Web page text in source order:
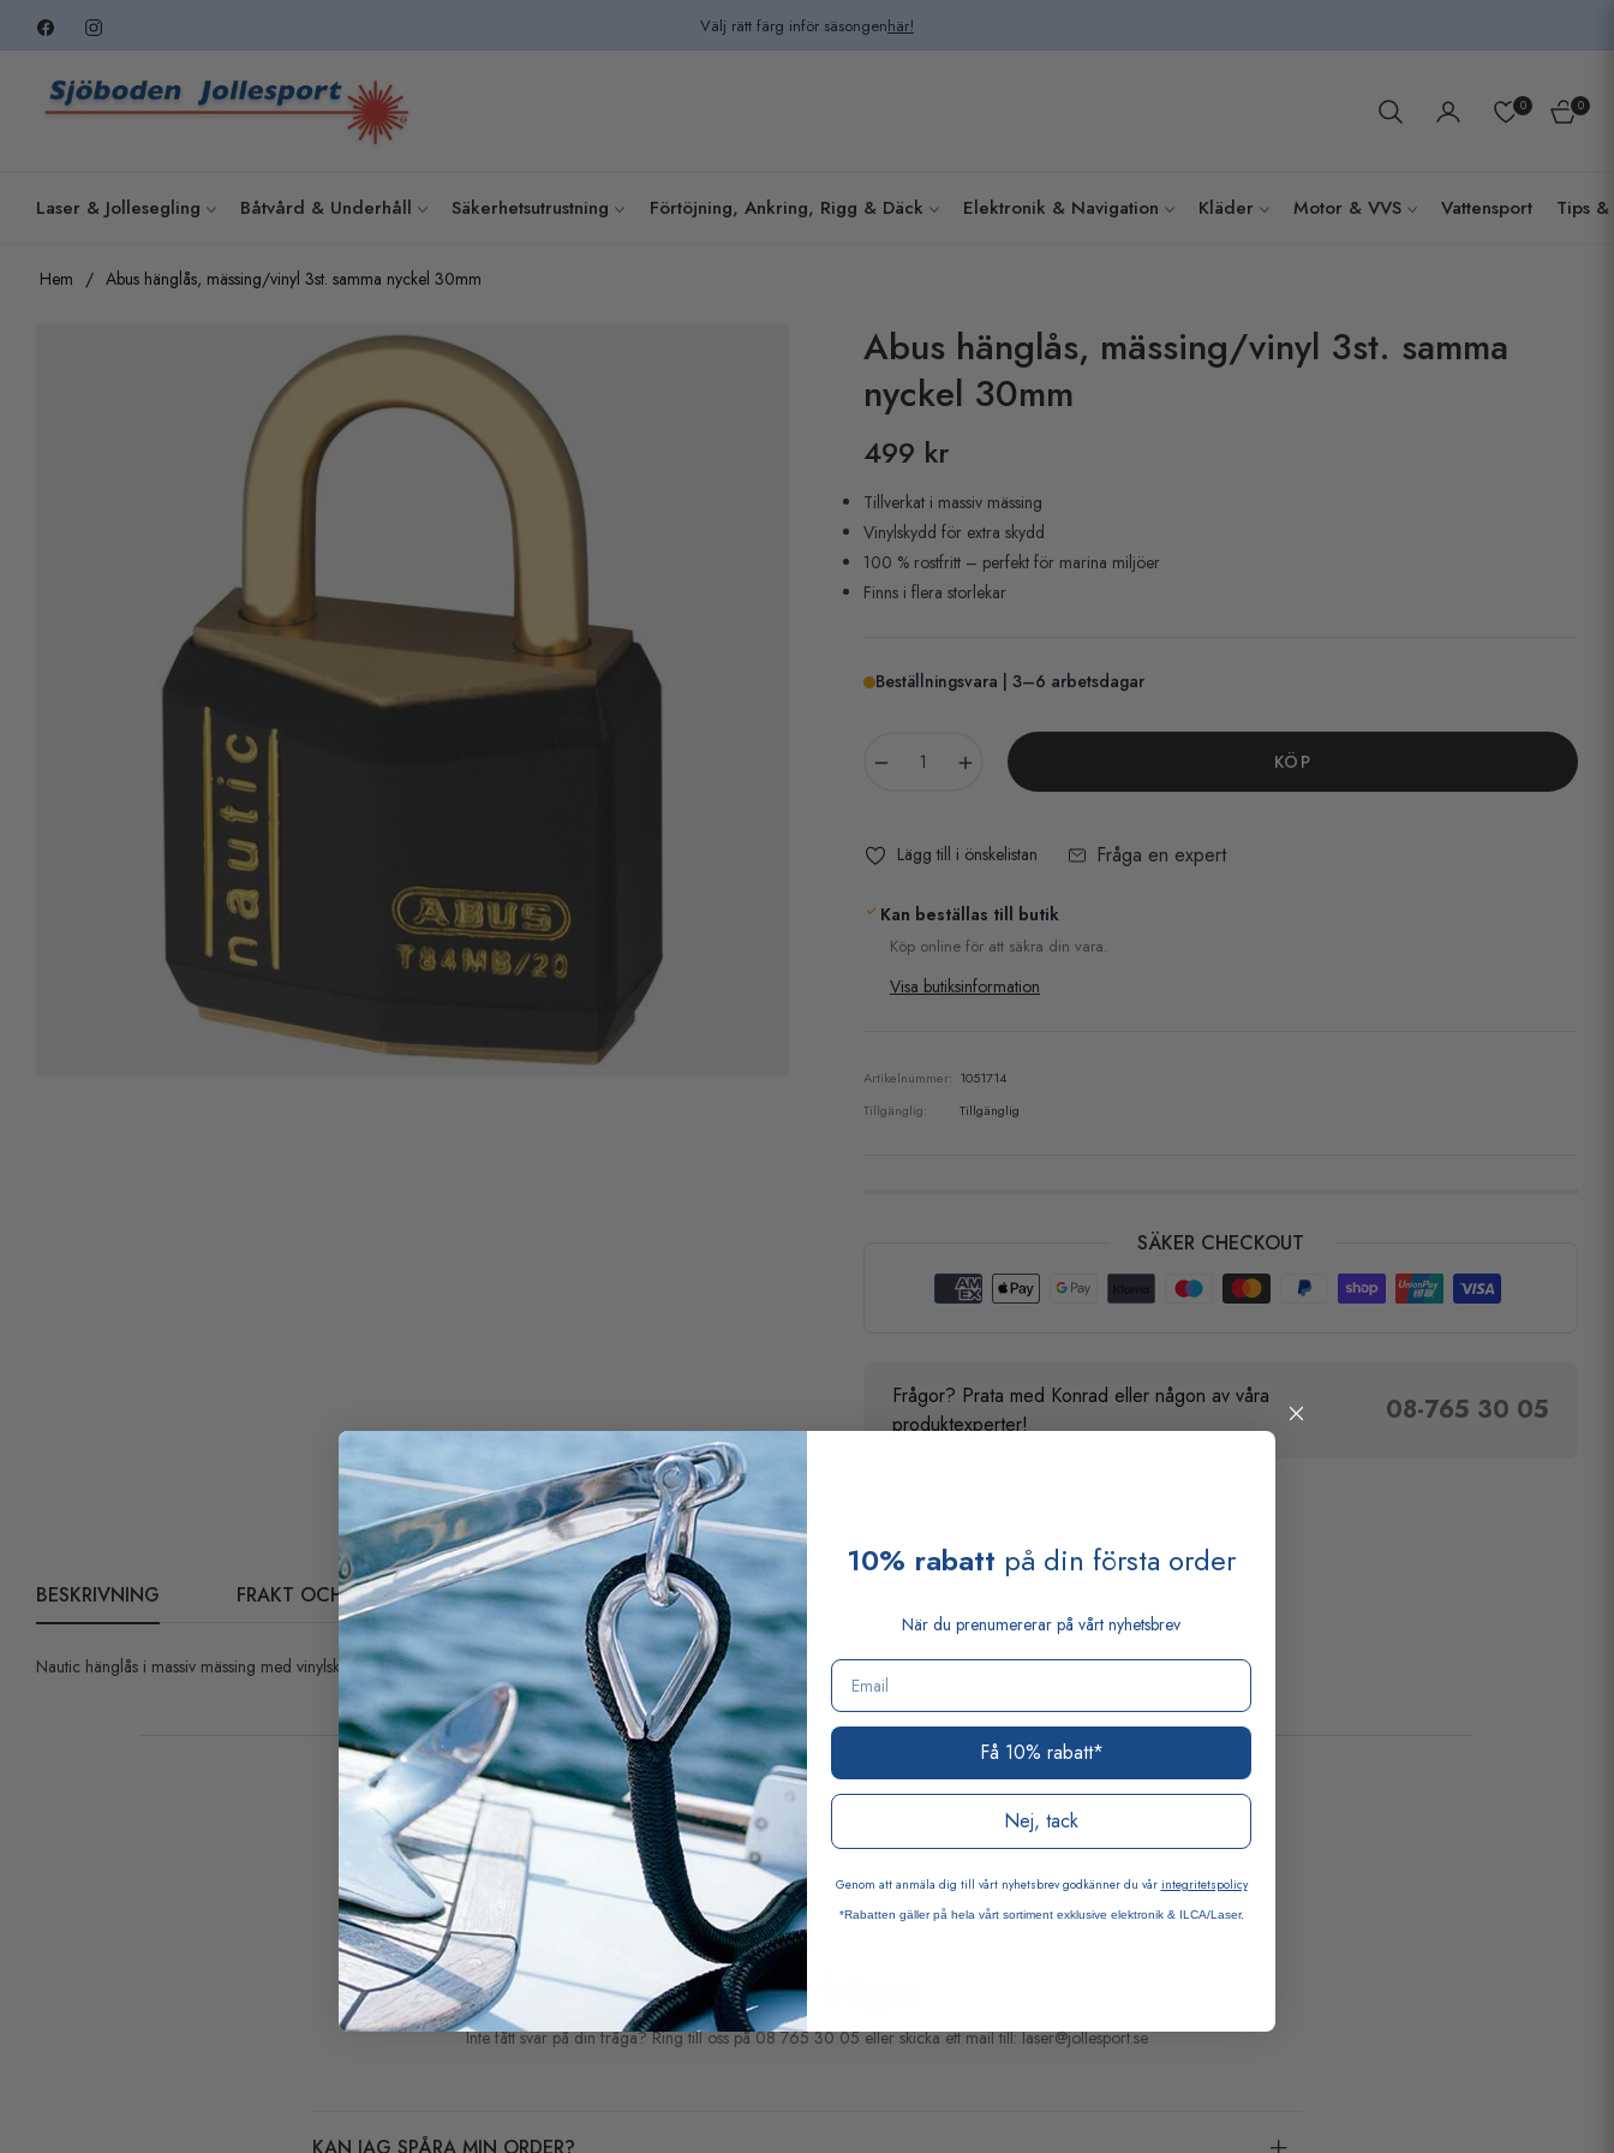
Välj rätt färg inför säsongenhär!
0 0
Laser & Jollesegling Båtvård & Underhåll Säkerhetsutrustning Förtöjning, Ankring, Rigg & Däck Elektronik & Navigation Kläder Motor & VVS Vattensport Tips
Hem / Abus hänglås, mässing/vinyl 3st. samma nyckel 30mm
Abus hänglås, mässing/vinyl 3st. samma
nyckel 30mm
Pris
499 kr
Tillverkat i massiv mässing
Vinylskydd för extra skydd
100 % rostfritt – perfekt för marina miljöer
Finns i flera storlekar
Beställningsvara | 3–6 arbetsdagar
KÖP
Lägg till i önskelistan Fråga en expert
Kan beställas till butik
Köp online för att säkra din vara.
Visa butiksinformation
Artikelnummer: 1051714
Tillgänglig:
Tillgänglig
SÄKER CHECKOUT
Frågor? Prata med Konrad eller någon av våra
produktexperter!
08-765 30 05
BESKRIVNING FRAKT OCH RETUR
Nautic hänglås i massiv mässing med vinylskydd. 100% rostfri. Finns i flera storlekar.
Vanliga frågor
Inte fått svar på din fråga? Ring till oss på 08 765 30 05 eller skicka ett mail till: laser@jollesport.se
10% rabatt på din första order
När du prenumererar på vårt nyhetsbrev
Email
Få 10% rabatt*
Nej, tack
Genom att anmäla dig till vårt nyhetsbrev godkänner du vår integritetspolicy
*Rabatten gäller på hela vårt sortiment exklusive elektronik & ILCA/Laser.